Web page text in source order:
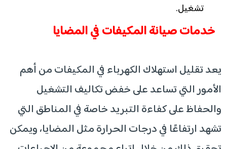
تشغيل.
خدمات صيانة المكيفات في المضايا
يعد تقليل استهلاك الكهرباء في المكيفات من أهم
الأمور التي تساعد على خفض تكاليف التشغيل
والحفاظ على كفاءة التبريد خاصة في المناطق التي
تشهد ارتفاعًا في درجات الحرارة مثل المضايا، ويمكن